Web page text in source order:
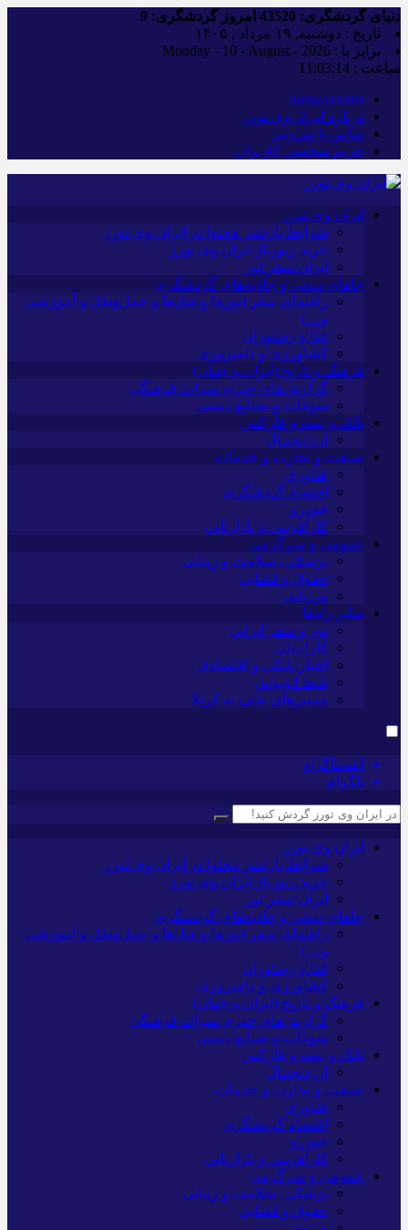
دنیای گردشگری: امروز گردشگری:
تاریخ : دوشنبه, ۱۹ مرداد , ۱۴۰۵
برابر با : Monday - 10 - August - 2026
ساعت : 11:03:14
iranwaytours
درباره ایران وی تورز
تماس با سردبیر
حریم شخصی کاربران
ایران وی تورز
شرایط بازنشر محتوا در ایران وی تورز
خرید رپورتاژ ایران وی تورز
ایران سفر تور
جاهای دیدنی و جاذبه‌های گردشگری
راهنمای سفر (تورها و هتل‌ها و حمل‌و‌نقل و آموزشی
و…)
غذا و رستوران
کشاورزی و دامپروری
فرهنگ و تاریخ (ایران و جهان)
گزارش‌های خبری میراث فرهنگی
سوغات و صنایع دستی
بانک و بیمه و فارکس
ارزدیجیتال
صنعت و تجارت و خدمات
فناوری
اقتصاد گردشگری
خودرو
کارآفرینی و بازاریابی
عمومی و سرگرمی
پزشکی، سلامت و زیبایی
حقوق و قضایی
ورزشی
سایر راه‌ها
تور و سفر ایرانی
کارا دیلی
اخبار بانکی و اقتصادی
بلیط اتوبوس
مسیرهای نجف به کربلا
اینستاگرام
تلگرام
ایران وی تورز
شرایط بازنشر محتوا در ایران وی تورز
خرید رپورتاژ ایران وی تورز
ایران سفر تور
جاهای دیدنی و جاذبه‌های گردشگری
راهنمای سفر (تورها و هتل‌ها و حمل‌و‌نقل و آموزشی
و…)
غذا و رستوران
کشاورزی و دامپروری
فرهنگ و تاریخ (ایران و جهان)
گزارش‌های خبری میراث فرهنگی
سوغات و صنایع دستی
بانک و بیمه و فارکس
ارزدیجیتال
صنعت و تجارت و خدمات
فناوری
اقتصاد گردشگری
خودرو
کارآفرینی و بازاریابی
عمومی و سرگرمی
پزشکی، سلامت و زیبایی
حقوق و قضایی